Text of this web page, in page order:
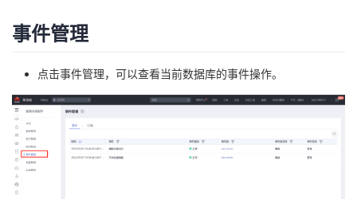
事件管理
点击事件管理，可以查看当前数据库的事件操作。